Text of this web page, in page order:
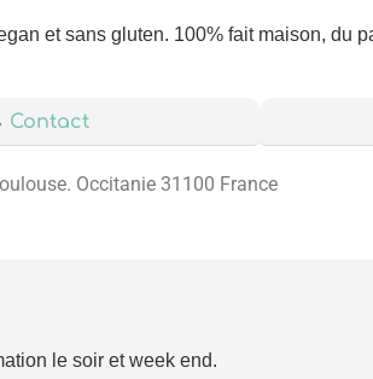
et sans gluten. 100% fait maison, du
Contact
Occitanie 31100 France
le soir et week end.